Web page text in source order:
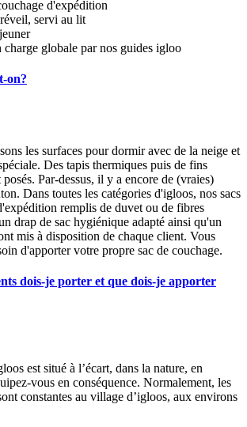
d'expédition
servi au lit
charge globale par nos guides igloo
on?
les surfaces pour dormir avec de la neige et
Des tapis thermiques puis de fins
posés. Par-dessus, il y a encore de (vraies)
Dans toutes les catégories d'igloos, nos sacs
remplis de duvet ou de fibres
drap de sac hygiénique adapté ainsi qu'un
mis à disposition de chaque client. Vous
d'apporter votre propre sac de couchage.
dois-je porter et que dois-je apporter
est situé à l’écart, dans la nature, en
vous en conséquence. Normalement, les
constantes au village d’igloos, aux environs